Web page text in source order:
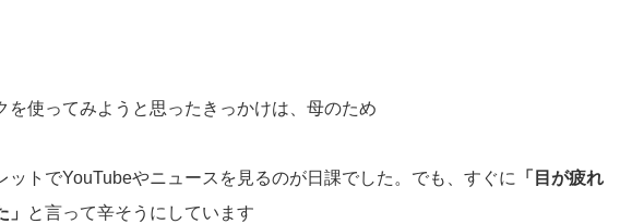
を使ってみようと思ったきっかけは、母のため
ットでYouTubeやニュースを見るのが日課でした。でも、すぐに
「目が疲れ
と言って辛そうにしています